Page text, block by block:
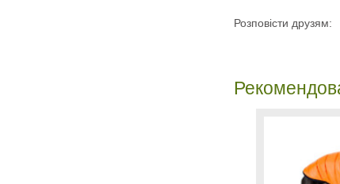
Розповісти друзям: